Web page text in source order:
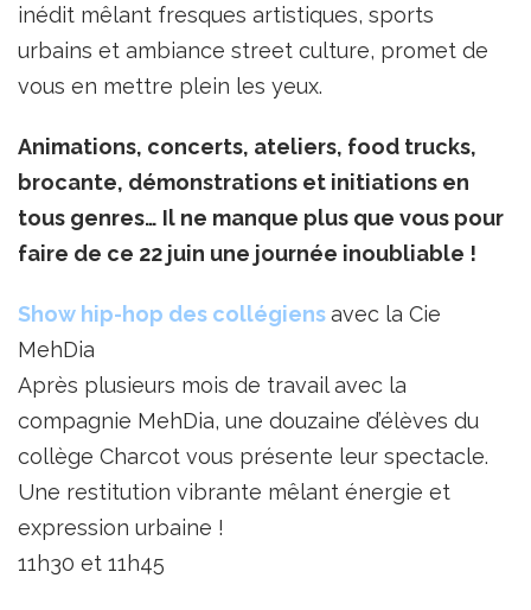
inédit mêlant fresques artistiques, sports
urbains et ambiance street culture, promet de
vous en mettre plein les yeux.
Animations, concerts, ateliers, food trucks,
brocante, démonstrations et initiations en
tous genres… Il ne manque plus que vous pour
faire de ce 22 juin une journée inoubliable !
Show hip-hop des collégiensavec la Cie
MehDia
Après plusieurs mois de travail avec la
compagnie MehDia, une douzaine d’élèves du
collège Charcot vous présente leur spectacle.
Une restitution vibrante mêlant énergie et
expression urbaine !
11h30 et 11h45